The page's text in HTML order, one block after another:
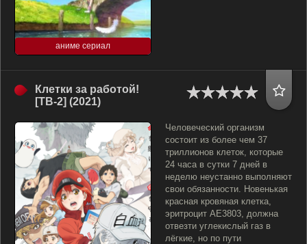
аниме сериал
Клетки за работой!
[ТВ-2] (2021)
Человеческий организм
состоит из более чем 37
триллионов клеток, которые
24 часа в сутки 7 дней в
неделю неустанно выполняют
свои обязанности. Новенькая
красная кровяная клетка,
эритроцит AE3803, должна
отвезти углекислый газ в
лёгкие, но по пути